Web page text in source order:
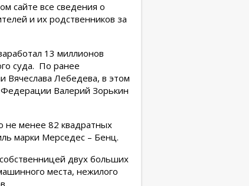
сайте все сведения о
и их родственников за
13 миллионов
суда. По ранее
Вячеслава Лебедева, в этом
Федерации Валерий Зорькин
не менее 82 квадратных
марки Мерседес – Бенц.
двух больших
места, нежилого